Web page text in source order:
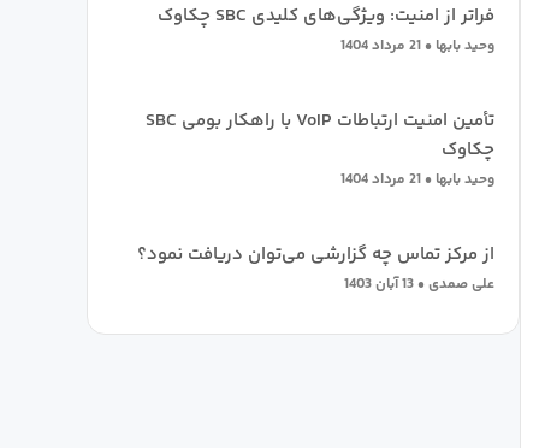
فراتر از امنیت: ویژگی‌های کلیدی SBC چکاوک
وحید بابها
تأمین امنیت ارتباطات VoIP با راهکار بومی SBC
چکاوک
وحید بابها
از مرکز تماس چه گزارشی می‌توان دریافت نمود؟
علی صمدی